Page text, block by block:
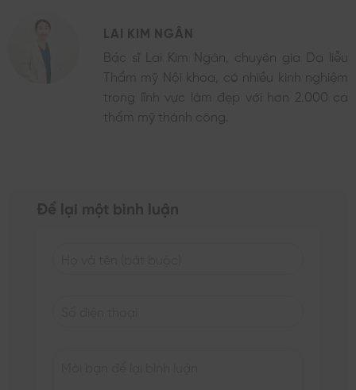
LAI KIM NGÂN
Bác sĩ Lai Kim Ngân, chuyên gia Da liễu
Thẩm mỹ Nội khoa, có nhiều kinh nghiệm
trong lĩnh vực làm đẹp với hơn 2.000 ca
thẩm mỹ thành công.
Để lại một bình luận